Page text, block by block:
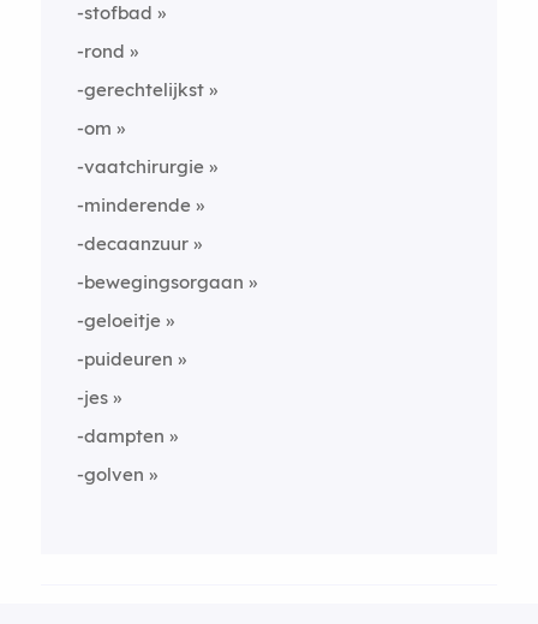
-stofbad
-rond
-gerechtelijkst
-om
-vaatchirurgie
-minderende
-decaanzuur
-bewegingsorgaan
-geloeitje
-puideuren
-jes
-dampten
-golven